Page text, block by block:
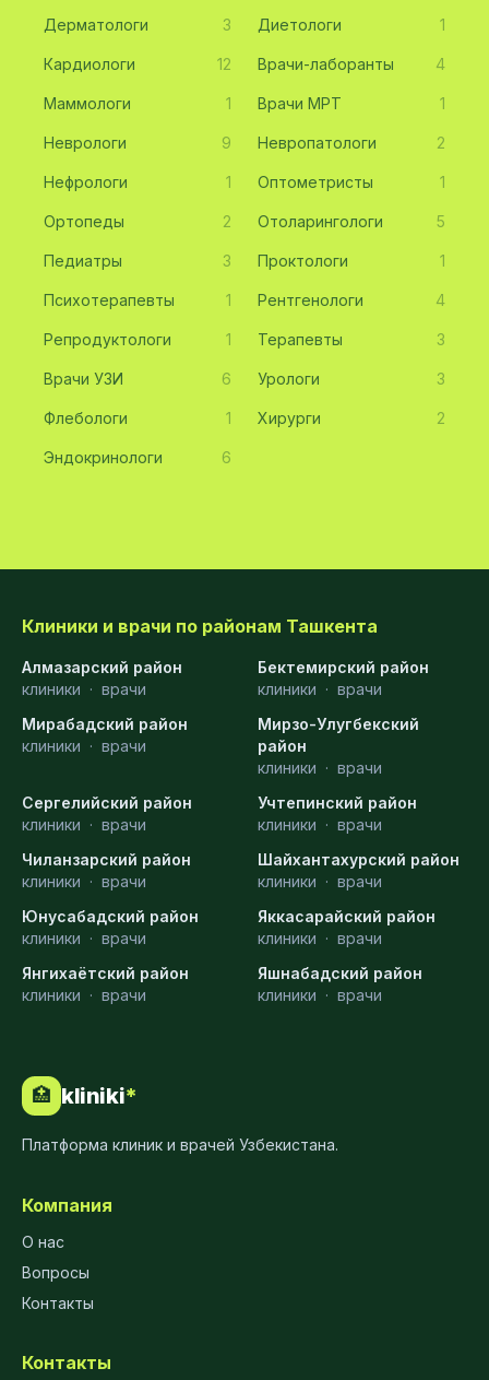
Дерматологи 3 Диетологи 1
Кардиологи 12 Врачи-лаборанты 4
Маммологи 1 Врачи МРТ 1
Неврологи 9 Невропатологи 2
Нефрологи 1 Оптометристы 1
Ортопеды 2 Отоларингологи 5
Педиатры 3 Проктологи 1
Психотерапевты 1 Рентгенологи 4
Репродуктологи 1 Терапевты 3
Врачи УЗИ 6 Урологи 3
Флебологи 1 Хирурги 2
Эндокринологи 6
Клиники и врачи по районам Ташкента
Алмазарский район
клиники · врачи
Бектемирский район
клиники · врачи
Мирабадский район
клиники · врачи
Мирзо-Улугбекский
район
клиники · врачи
Сергелийский район
клиники · врачи
Учтепинский район
клиники · врачи
Чиланзарский район
клиники · врачи
Шайхантахурский район
клиники · врачи
Юнусабадский район
клиники · врачи
Яккасарайский район
клиники · врачи
Янгихаётский район
клиники · врачи
Яшнабадский район
клиники · врачи
🏥 kliniki*
Платформа клиник и врачей Узбекистана.
Компания
О нас
Вопросы
Контакты
Контакты